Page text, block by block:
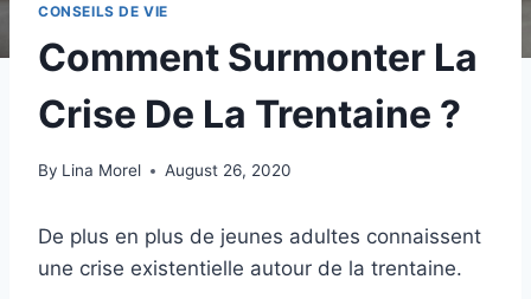
CONSEILS DE VIE
Comment Surmonter La
Crise De La Trentaine ?
By Lina Morel August 26, 2020
De plus en plus de jeunes adultes connaissent
une crise existentielle autour de la trentaine.